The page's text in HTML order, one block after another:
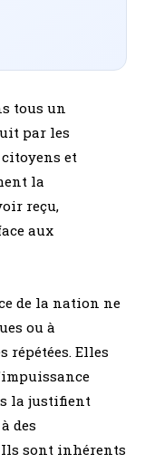
tous un
par les
et
la
reçu,
aux
de la nation ne
ou à
répétées. Elles
la justifient
des
sont inhérents